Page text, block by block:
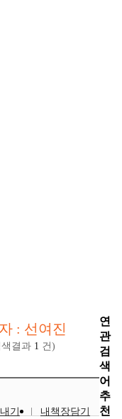
: 선여진
결과 1 건)
기
내책장담기
연
관
검
색
어
추
천